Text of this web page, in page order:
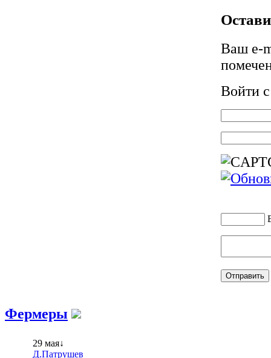
Ваш e-
Войти
Фермеры
29 мая↓
Д.Патрушев